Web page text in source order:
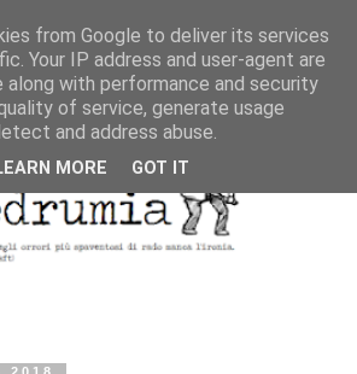
from Google to deliver its services
Your IP address and user-agent are
along with performance and security
of service, generate usage
and address abuse.
MORE GOT IT